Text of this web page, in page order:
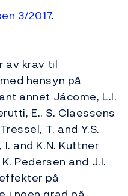
3/2017.
av krav til
hensyn på
annet Jácome, L.I.
E., S. Claessens
T. and Y.S.
I. and K.N. Kuttner
Pedersen and J.I.
på